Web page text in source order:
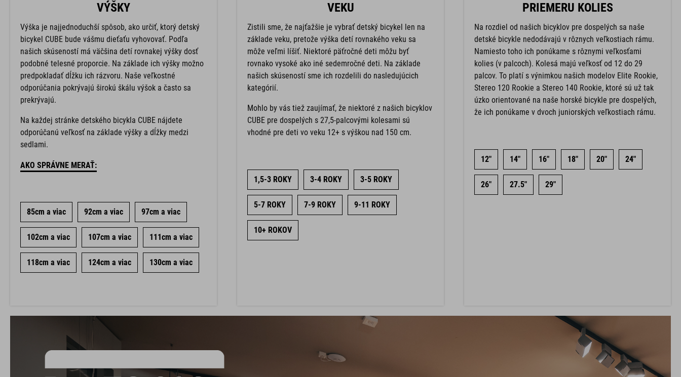
VÝŠKY
Výška je najjednoduchší spôsob, ako určiť, ktorý detský
bicykel CUBE bude vášmu dieťaťu vyhovovať. Podľa
našich skúseností má väčšina detí rovnakej výšky dosť
podobné telesné proporcie. Na základe ich výšky možno
predpokladať dĺžku ich rázvoru. Naše veľkostné
odporúčania pokrývajú širokú škálu výšok a často sa
prekrývajú.
Na každej stránke detského bicykla CUBE nájdete
odporúčanú veľkosť na základe výšky a dĺžky medzi
sedlami.
AKO SPRÁVNE MERAŤ:
85cm a viac 92cm a viac 97cm a viac
102cm a viac 107cm a viac 111cm a viac
118cm a viac 124cm a viac 130cm a viac
VEKU
Zistili sme, že najťažšie je vybrať detský bicykel len na
základe veku, pretože výška detí rovnakého veku sa
môže veľmi líšiť. Niektoré päťročné deti môžu byť
rovnako vysoké ako iné sedemročné deti. Na základe
našich skúseností sme ich rozdelili do nasledujúcich
kategórií.
Mohlo by vás tiež zaujímať, že niektoré z našich bicyklov
CUBE pre dospelých s 27,5-palcovými kolesami sú
vhodné pre deti vo veku 12+ s výškou nad 150 cm.
1,5-3 ROKY 3-4 ROKY 3-5 ROKY
5-7 ROKY 7-9 ROKY 9-11 ROKY
10+ ROKOV
PRIEMERU KOLIES
Na rozdiel od našich bicyklov pre dospelých sa naše
detské bicykle nedodávajú v rôznych veľkostiach rámu.
Namiesto toho ich ponúkame s rôznymi veľkosťami
kolies (v palcoch). Kolesá majú veľkosť od 12 do 29
palcov. To platí s výnimkou našich modelov Elite Rookie,
Stereo 120 Rookie a Stereo 140 Rookie, ktoré sú už tak
úzko orientované na naše horské bicykle pre dospelých,
že ich ponúkame v dvoch juniorských veľkostiach rámu.
12" 14" 16" 18" 20" 24"
26" 27.5" 29"